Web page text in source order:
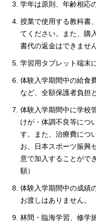
学年は原則、年齢相応
授業で使用する教科書
てください。また、購
書代の返金はできません
学習用タブレット端末
体験入学期間中の給食
など、全額保護者負担
体験入学期間中に学校
けが・体調不良等につ
す。また、治療費につ
お、日本スポーツ振興
意で加入することがで
額）
体験入学期間中の成績
お渡しはありません。
林間・臨海学習、修学